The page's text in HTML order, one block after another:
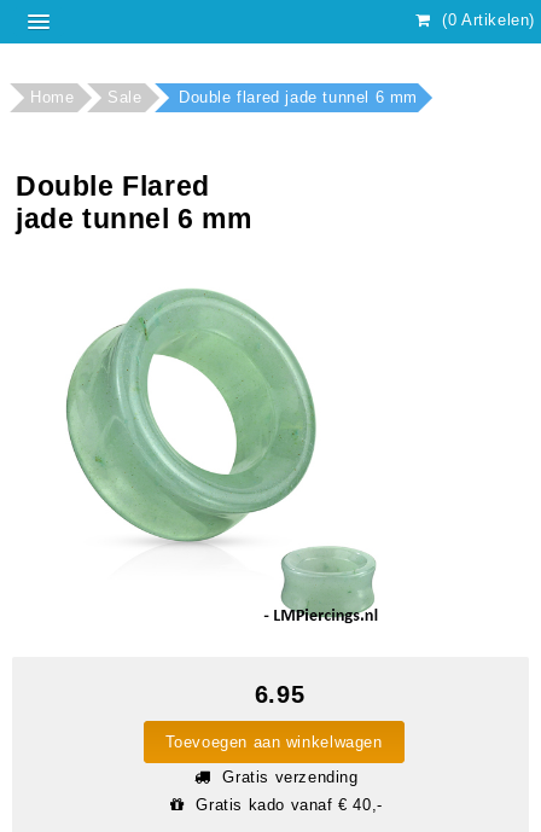
(0 Artikelen)
Home Sale Double flared jade tunnel 6 mm
Double Flared
jade tunnel 6 mm
6.95
Toevoegen aan winkelwagen
Gratis verzending
Gratis kado vanaf € 40,-